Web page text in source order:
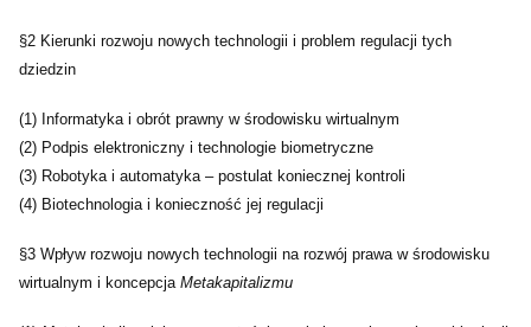
§2 Kierunki rozwoju nowych technologii i problem regulacji tych
dziedzin
(1) Informatyka i obrót prawny w środowisku wirtualnym
(2) Podpis elektroniczny i technologie biometryczne
(3) Robotyka i automatyka – postulat koniecznej kontroli
(4) Biotechnologia i konieczność jej regulacji
§3 Wpływ rozwoju nowych technologii na rozwój prawa w środowisku
wirtualnym i koncepcja Metakapitalizmu